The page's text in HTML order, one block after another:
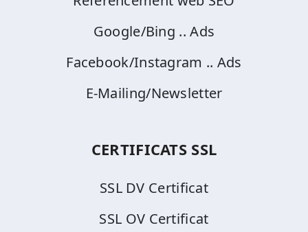
Google/Bing .. Ads
Facebook/Instagram .. Ads
E-Mailing/Newsletter
CERTIFICATS SSL
SSL DV Certificat
SSL OV Certificat